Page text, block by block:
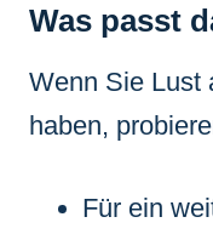
Was passt
Wenn Sie Lust
haben,
Für ein